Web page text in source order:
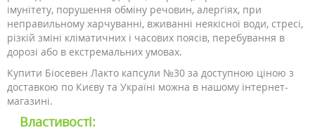
імунітету, порушення обміну речовин, алергіях, при
неправильному харчуванні, вживанні неякісної води, стресі,
різкій зміні кліматичних і часових поясів, перебування в
дорозі або в екстремальних умовах.
Купити Біосевен Лакто капсули №30 за доступною ціною з
доставкою по Києву та Україні можна в нашому інтернет-
магазині.
Властивості: